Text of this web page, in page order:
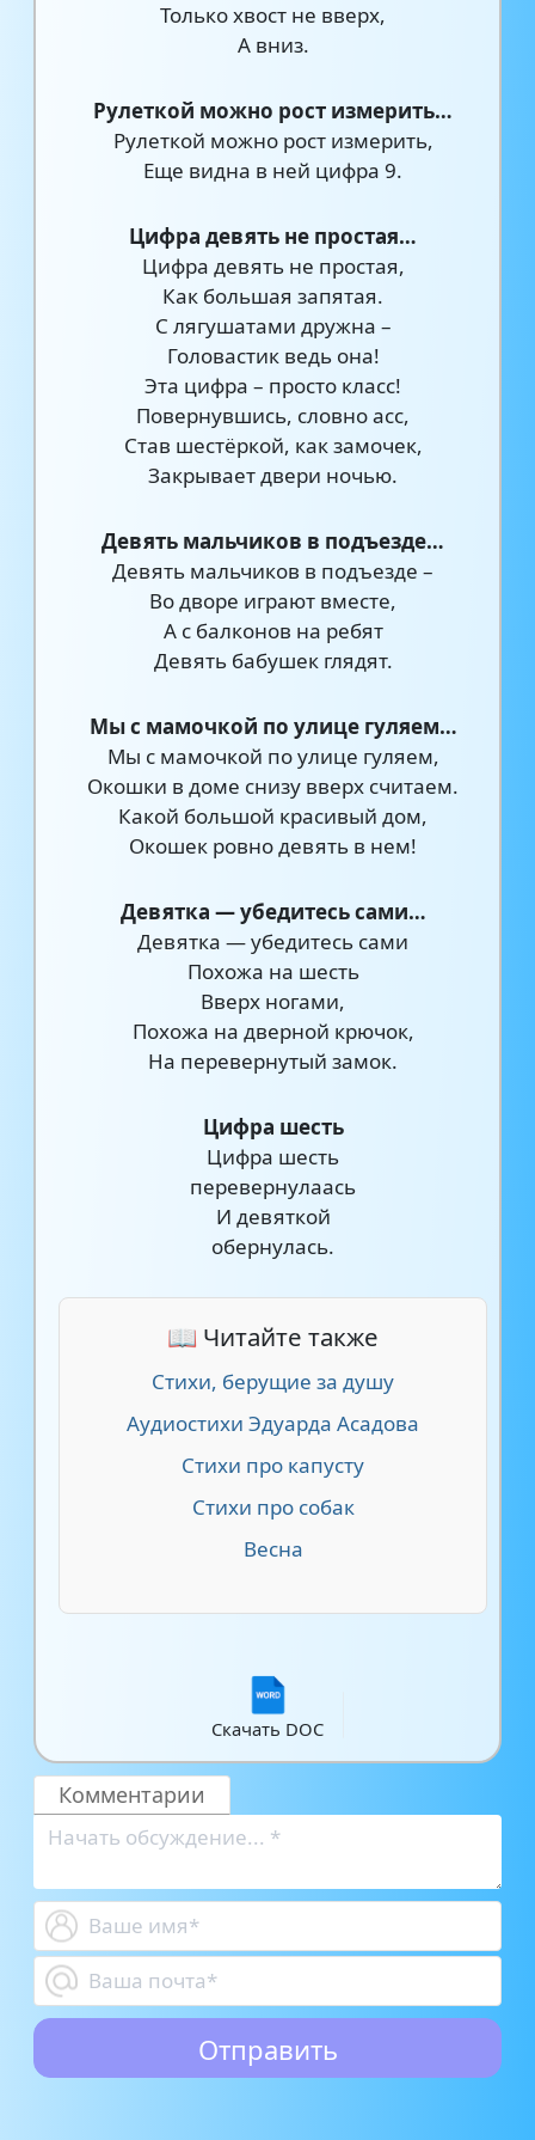
Только хвост не вверх,
А вниз.
Рулеткой можно рост измерить…
Рулеткой можно рост измерить,
Еще видна в ней цифра 9.
Цифра девять не простая…
Цифра девять не простая,
Как большая запятая.
С лягушатами дружна –
Головастик ведь она!
Эта цифра – просто класс!
Повернувшись, словно асс,
Став шестёркой, как замочек,
Закрывает двери ночью.
Девять мальчиков в подъезде…
Девять мальчиков в подъезде –
Во дворе играют вместе,
А с балконов на ребят
Девять бабушек глядят.
Мы с мамочкой по улице гуляем…
Мы с мамочкой по улице гуляем,
Окошки в доме снизу вверх считаем.
Какой большой красивый дом,
Окошек ровно девять в нем!
Девятка — убедитесь сами…
Девятка — убедитесь сами
Похожа на шесть
Вверх ногами,
Похожа на дверной крючок,
На перевернутый замок.
Цифра шесть
Цифра шесть
перевернулаась
И девяткой
обернулась.
📖 Читайте также
Стихи, берущие за душу
Аудиостихи Эдуарда Асадова
Стихи про капусту
Cтихи про собак
Весна
Скачать DOC
Комментарии